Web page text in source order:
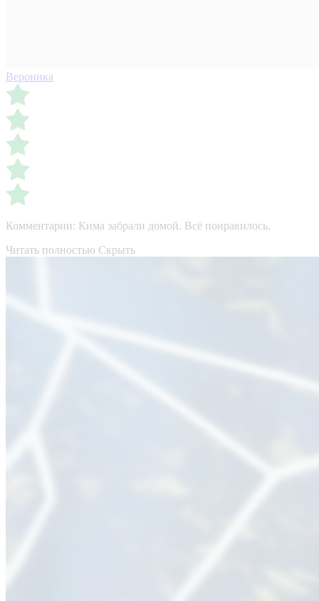
Вероника
Комментарии: Кима забрали домой. Всё понравилось.
Читать полностью Скрыть